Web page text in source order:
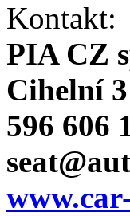
Kontakt:
PIA CZ
Cihelní
596 606